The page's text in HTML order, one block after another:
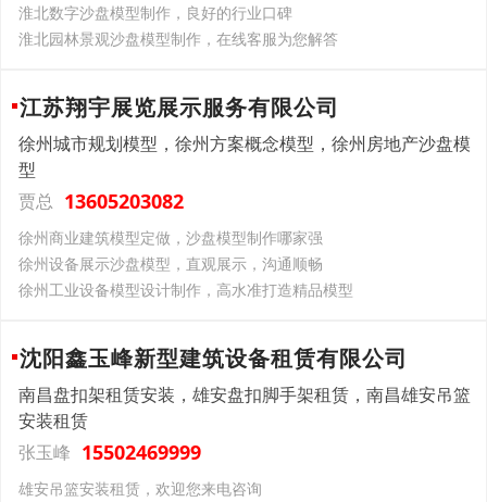
淮北数字沙盘模型制作，良好的行业口碑
淮北园林景观沙盘模型制作，在线客服为您解答
江苏翔宇展览展示服务有限公司
徐州城市规划模型，徐州方案概念模型，徐州房地产沙盘模
型
贾总 13605203082
徐州商业建筑模型定做，沙盘模型制作哪家强
徐州设备展示沙盘模型，直观展示，沟通顺畅
徐州工业设备模型设计制作，高水准打造精品模型
沈阳鑫玉峰新型建筑设备租赁有限公司
南昌盘扣架租赁安装，雄安盘扣脚手架租赁，南昌雄安吊篮
安装租赁
张玉峰 15502469999
雄安吊篮安装租赁，欢迎您来电咨询